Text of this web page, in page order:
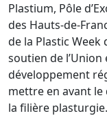
Plastium, Pôle
des Hauts-de-
de la Plastic Week
soutien de
développement
mettre en avant le
la filière plasturgie.